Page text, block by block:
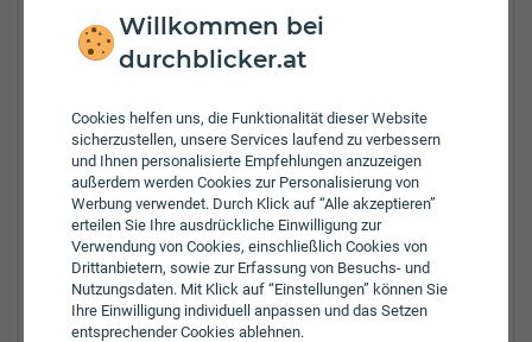
Willkommen bei
durchblicker.at
Cookies helfen uns, die Funktionalität dieser Website
sicherzustellen, unsere Services laufend zu verbessern
und Ihnen personalisierte Empfehlungen anzuzeigen
außerdem werden Cookies zur Personalisierung von
Werbung verwendet. Durch Klick auf “Alle akzeptieren”
erteilen Sie Ihre ausdrückliche Einwilligung zur
Verwendung von Cookies, einschließlich Cookies von
Drittanbietern, sowie zur Erfassung von Besuchs- und
Nutzungsdaten. Mit Klick auf “Einstellungen” können Sie
Ihre Einwilligung individuell anpassen und das Setzen
entsprechender Cookies ablehnen.
Krems Land
Krems an der Donau
Melk
Mistelbach
Neunkirchen
Sankt Pölten
Sankt Pölten Land
Scheibbs
Schwechat
Tulln
Wiener Neustadt Bezirk